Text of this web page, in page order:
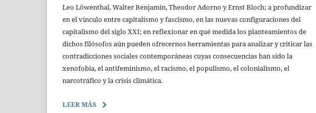
Leo Löwenthal, Walter Benjamin, Theodor Adorno y Ernst Bloch; a profundizar
en el vínculo entre capitalismo y fascismo, en las nuevas configuraciones del
capitalismo del siglo XXI; en reflexionar en qué medida los planteamientos de
dichos filósofos aún pueden ofrecernos herramientas para analizar y criticar las
contradicciones sociales contemporáneas cuyas consecuencias han sido la
xenofobia, el antifeminismo, el racismo, el populismo, el colonialismo, el
narcotráfico y la crisis climática.
LEER MÁS